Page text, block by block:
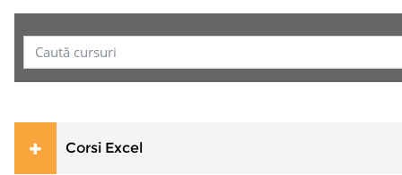
Caută cursuri
Corsi Excel